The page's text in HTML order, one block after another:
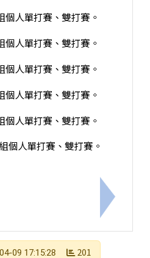
【開元國小114學年園遊會】國
人單打賽、雙打賽。
人單打賽、雙打賽。
人單打賽、雙打賽。
人單打賽、雙打賽。
人單打賽、雙打賽。
個人單打賽、雙打賽。
下一筆：
09 17:15:28 201